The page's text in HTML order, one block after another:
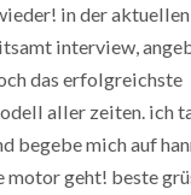
in der
interview,
das erfolgreichste
aller zeiten. ich
begebe mich auf
motor geht! beste